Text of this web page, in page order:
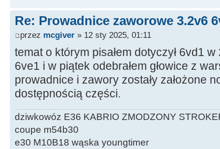
Re: Prowadnice zaworowe 3.2v6
przez mcgiver » 12 sty 2025, 01:11
temat o którym pisałem dotyczył 6vd1
6ve1 i w piątek odebrałem głowice z
prowadnice i zawory zostały założone
dostępnością części.
dziwkowóz E36 KABRIO ZMODZONY
coupe m54b30
e30 M10B18 wąska youngtimer